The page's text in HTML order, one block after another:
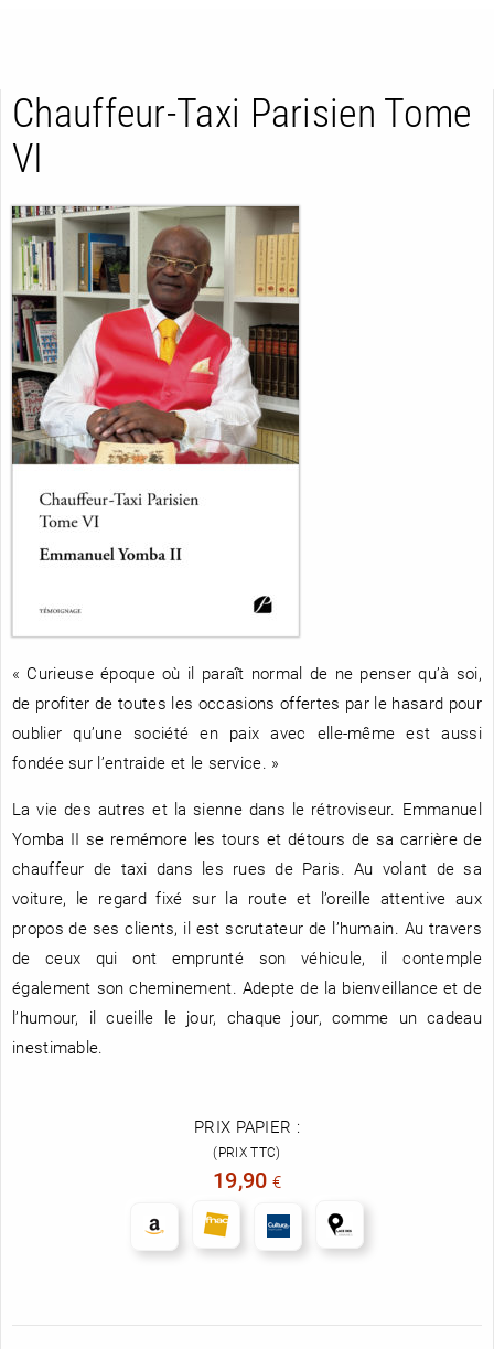
RETOUR
À PARAÎTRE
NOUVEAUTÉS
TOUT LE CATALOGUE
RETOUR
AVIS
RETOUR
A LA UNE
Chauffeur-Taxi Parisien Tome
VI
« Curieuse époque où il paraît normal de ne penser qu’à soi,
de profiter de toutes les occasions offertes par le hasard pour
oublier qu’une société en paix avec elle-même est aussi
fondée sur l’entraide et le service. »
La vie des autres et la sienne dans le rétroviseur. Emmanuel
Yomba II se remémore les tours et détours de sa carrière de
chauffeur de taxi dans les rues de Paris. Au volant de sa
voiture, le regard fixé sur la route et l’oreille attentive aux
propos de ses clients, il est scrutateur de l’humain. Au travers
de ceux qui ont emprunté son véhicule, il contemple
également son cheminement. Adepte de la bienveillance et de
l’humour, il cueille le jour, chaque jour, comme un cadeau
inestimable.
PRIX PAPIER :
(PRIX TTC)
19,90 €